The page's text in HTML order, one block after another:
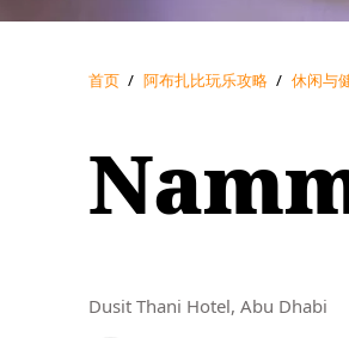
首页 / 阿布扎比玩乐攻略 / 休闲与
Dusit Thani Hotel, Abu Dhabi